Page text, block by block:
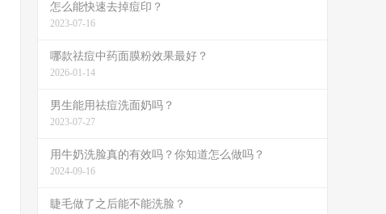
怎么能快速去掉痘印？
2023-07-16
哪款祛痘中药面膜粉效果最好？
2026-01-14
男生能用祛痘洗面奶吗？
2023-07-27
用牛奶洗脸真的有效吗？你知道怎么做吗？
2024-09-16
睫毛做了之后能不能洗脸？